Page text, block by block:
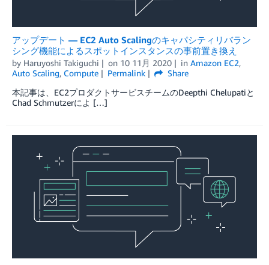
アップデート — EC2 Auto Scalingのキャパシティリバラン
シング機能によるスポットインスタンスの事前置き換え
by Haruyoshi Takiguchi on 10 11月 2020 in Amazon EC2,
Auto Scaling, Compute Permalink
Share
本記事は、EC2プロダクトサービスチームのDeepthi Chelupatiと
Chad Schmutzerによ […]